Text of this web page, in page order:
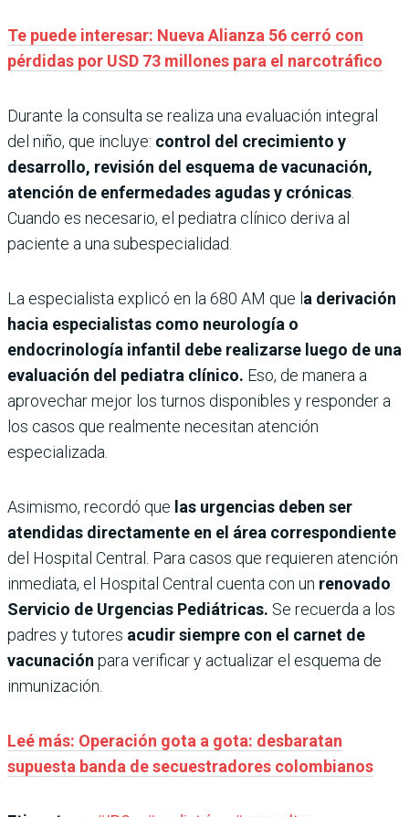
Te puede interesar: Nueva Alianza 56 cerró con
pérdidas por USD 73 millones para el narcotráfico
Durante la consulta se realiza una evaluación integral
del niño, que incluye: control del crecimiento y
desarrollo, revisión del esquema de vacunación,
atención de enfermedades agudas y crónicas
Cuando es necesario, el pediatra clínico deriva al
paciente a una subespecialidad.
La especialista explicó en la 680 AM que l a derivación
hacia especialistas como neurología o
endocrinología infantil debe realizarse luego de una
evaluación del pediatra clínico. Eso, de manera a
aprovechar mejor los turnos disponibles y responder a
los casos que realmente necesitan atención
especializada.
Asimismo, recordó que las urgencias deben ser
atendidas directamente en el área correspondiente
del Hospital Central. Para casos que requieren atención
inmediata, el Hospital Central cuenta con un renovado
Servicio de Urgencias Pediátricas. Se recuerda a los
padres y tutores acudir siempre con el carnet de
vacunación para verificar y actualizar el esquema de
inmunización.
Leé más: Operación gota a gota: desbaratan
supuesta banda de secuestradores colombianos